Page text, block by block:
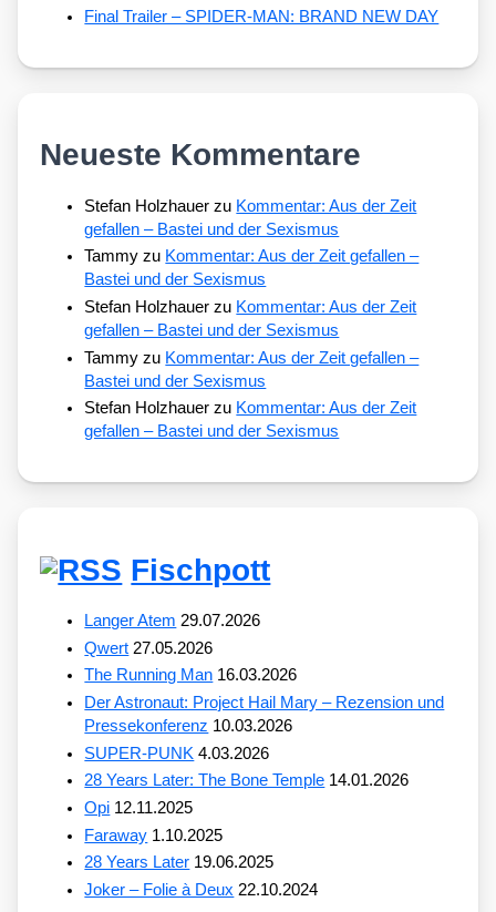
Final Trailer – SPIDER-MAN: BRAND NEW DAY
Neueste Kommentare
Stefan Holzhauer zu Kommentar: Aus der Zeit
gefallen – Bastei und der Sexismus
Tammy zu Kommentar: Aus der Zeit gefallen –
Bastei und der Sexismus
Stefan Holzhauer zu Kommentar: Aus der Zeit
gefallen – Bastei und der Sexismus
Tammy zu Kommentar: Aus der Zeit gefallen –
Bastei und der Sexismus
Stefan Holzhauer zu Kommentar: Aus der Zeit
gefallen – Bastei und der Sexismus
Fischpott
Langer Atem 29.07.2026
Qwert 27.05.2026
The Running Man 16.03.2026
Der Astronaut: Project Hail Mary – Rezension und
Pressekonferenz 10.03.2026
SUPER-PUNK 4.03.2026
28 Years Later: The Bone Temple 14.01.2026
Opi 12.11.2025
Faraway 1.10.2025
28 Years Later 19.06.2025
Joker – Folie à Deux 22.10.2024